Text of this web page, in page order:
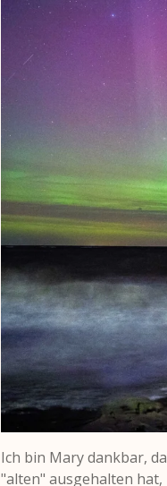
Ich bin Mary dankbar,
"alten" ausgehalten hat,